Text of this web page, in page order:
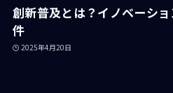
創新普及とは？イノベーシ
件
2025年4月20日